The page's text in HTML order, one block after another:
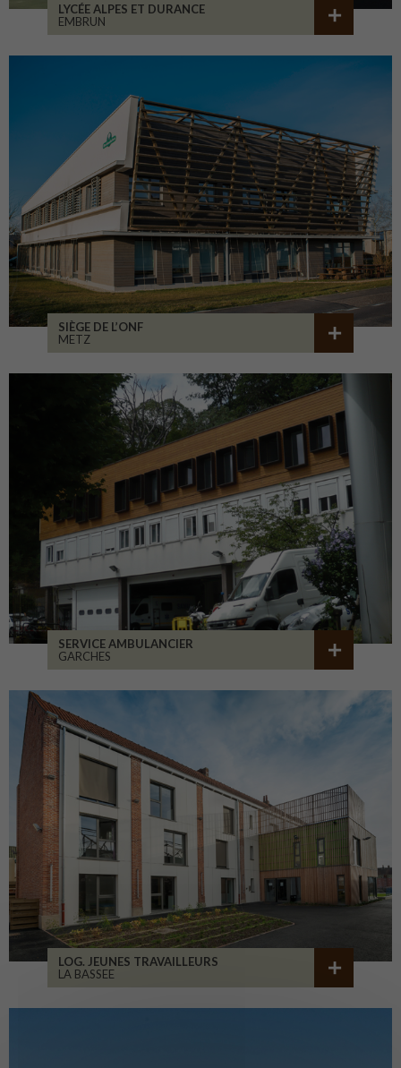
LYCÉE ALPES ET DURANCE
EMBRUN
SIÈGE DE L’ONF
METZ
SERVICE AMBULANCIER
GARCHES
LOG. JEUNES TRAVAILLEURS
LA BASSEE